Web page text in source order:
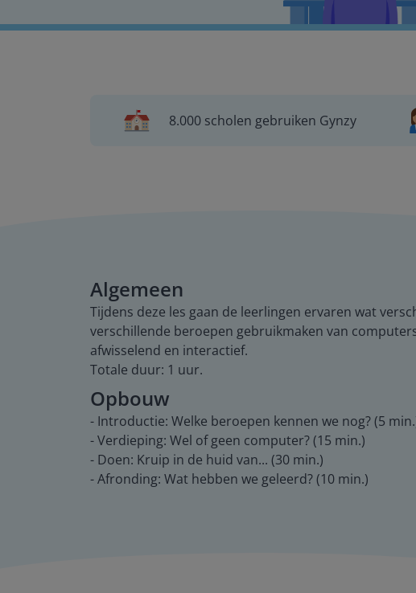
8.000 scholen gebruiken Gynzy
Algemeen
Tijdens deze les gaan de leerlingen ervaren wat
verschillende beroepen gebruikmaken van
afwisselend en interactief.
Totale duur: 1 uur.
Opbouw
- Introductie: Welke beroepen kennen we nog? (5
- Verdieping: Wel of geen computer? (15 min.)
- Doen: Kruip in de huid van... (30 min.)
- Afronding: Wat hebben we geleerd? (10 min.)